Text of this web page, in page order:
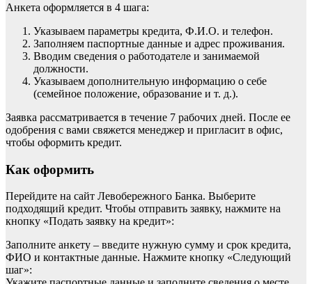
Анкета оформляется в 4 шага:
Указываем параметры кредита, Ф.И.О. и телефон.
Заполняем паспортные данные и адрес проживания.
Вводим сведения о работодателе и занимаемой
должности.
Указываем дополнительную информацию о себе
(семейное положение, образование и т. д.).
Заявка рассматривается в течение 7 рабочих дней. После ее
одобрения с вами свяжется менеджер и пригласит в офис,
чтобы оформить кредит.
Как оформить
Перейдите на сайт Левобережного Банка. Выберите
подходящий кредит. Чтобы отправить заявку, нажмите на
кнопку «Подать заявку на кредит»:
Заполните анкету – введите нужную сумму и срок кредита,
ФИО и контактные данные. Нажмите кнопку «Следующий
шаг»: